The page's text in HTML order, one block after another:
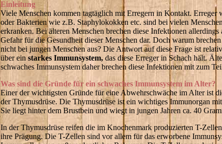
Einleitung
Viele Menschen kommen tagtäglich mit Erregern in Kontakt.
oder Bakterien wie z.B. Staphylokokken etc. sind bei vielen
erkranken. Bei älteren Menschen brechen diese Infektionen allerdings
Gefahr für die Gesundheit dieser Menschen dar. Doch warum
nicht bei jungen Menschen aus? Die Antwort auf diese Frage ist
über ein starkes Immunsystem, das diese Erreger in Schach hält.
schwaches Immunsystem daher brechen diese Infektionen mit zum
Was sind die Gründe für ein schwaches Immunsystem im Alter?
Einer der wichtigsten Gründe für eine Abwehrschwäche im Alter ist
der Thymusdrüse. Die Thymusdrüse ist ein wichtiges Immunorgan
Sie liegt hinter dem Brustbein und wiegt in jungen Jahren ca. 40
In der Thymusdrüse reifen die im Knochenmark produzierten T-
ihre Prägung. Die T-Zellen sind vor allem für das erworbene